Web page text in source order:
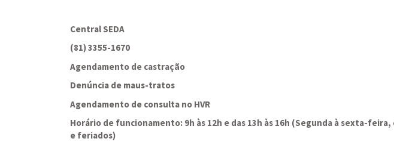
Central SEDA
(81) 3355-1670
Agendamento de castração
Denúncia de maus-tratos
Agendamento de consulta no HVR
Horário de funcionamento: 9h às 12h e das 13h às 16h (Segunda à sexta-
e feriados)